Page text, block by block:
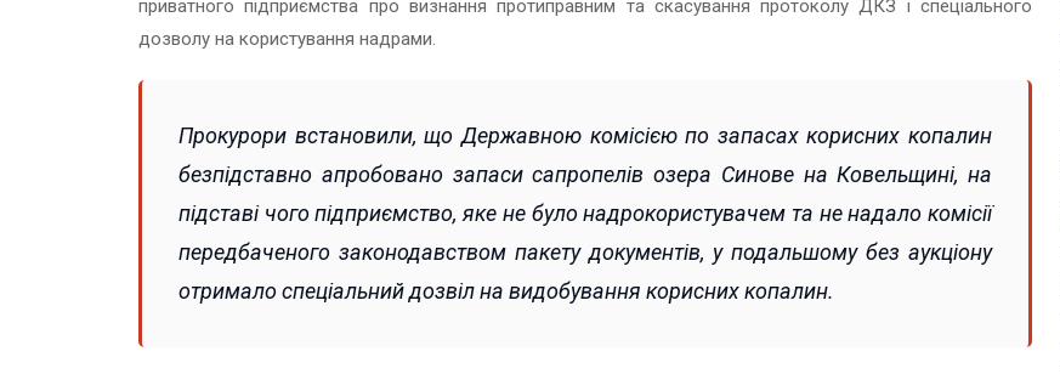
приватного підприємства про визнання протиправним та скасування протоколу ДКЗ і спеціального
дозволу на користування надрами.
Прокурори встановили, що Державною комісією по запасах корисних копалин
безпідставно апробовано запаси сапропелів озера Синове на Ковельщині, на
підставі чого підприємство, яке не було надрокористувачем та не надало комісії
передбаченого законодавством пакету документів, у подальшому без аукціону
отримало спеціальний дозвіл на видобування корисних копалин.